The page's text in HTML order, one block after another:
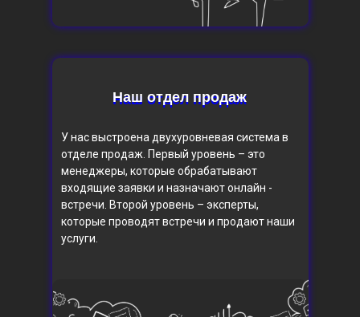
Наш отдел продаж
Наш отдел продаж
У нас выстроена двухуровневая система в
отделе продаж. Первый уровень – это
менеджеры, которые обрабатывают
входящие заявки и назначают онлайн -
встречи. Второй уровень – эксперты,
которые проводят встречи и продают наши
услуги.